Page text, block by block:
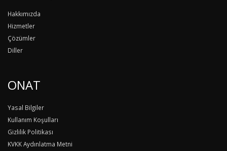
Hakkımızda
Hizmetler
Çözümler
Diller
ONAT
Yasal Bilgiler
Kullanım Koşulları
Gizlilik Politikası
KVKK Aydınlatma Metni